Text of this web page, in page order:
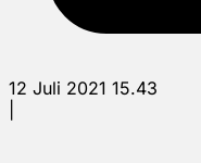
12 Juli 2021 15.43